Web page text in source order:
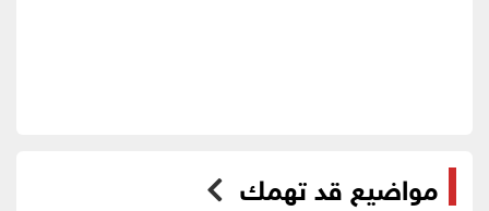
مواضيع قد تهمك